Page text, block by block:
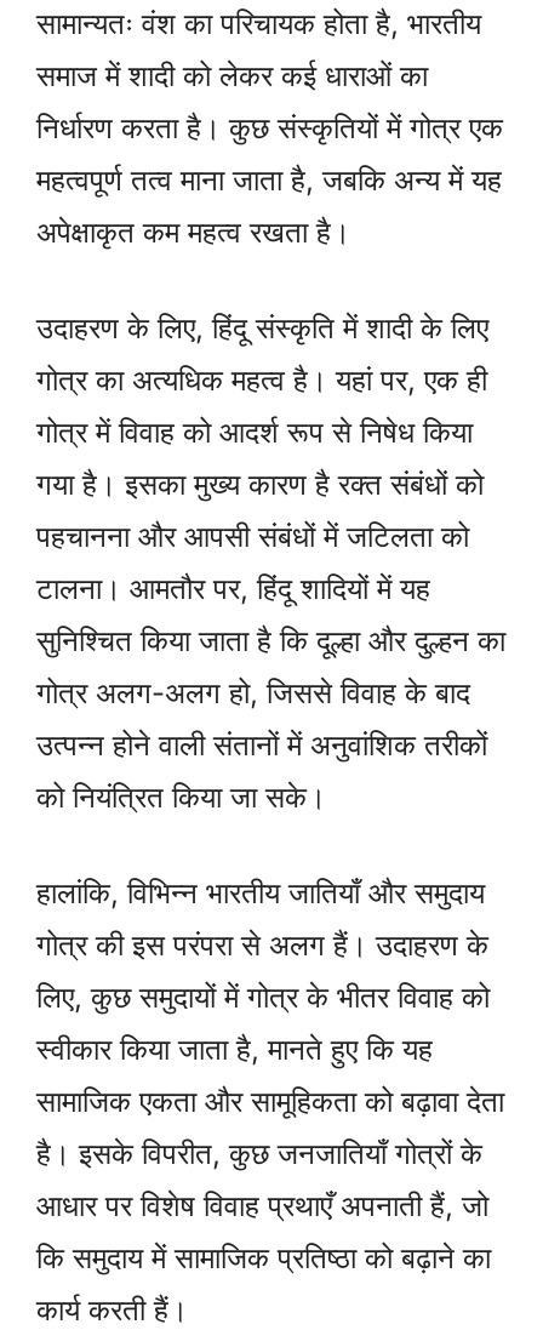
सामान्यतः वंश का परिचायक होता है, भारतीय
समाज में शादी को लेकर कई धाराओं का
निर्धारण करता है। कुछ संस्कृतियों में गोत्र एक
महत्वपूर्ण तत्व माना जाता है, जबकि अन्य में यह
अपेक्षाकृत कम महत्व रखता है।
उदाहरण के लिए, हिंदू संस्कृति में शादी के लिए
गोत्र का अत्यधिक महत्व है। यहां पर, एक ही
गोत्र में विवाह को आदर्श रूप से निषेध किया
गया है। इसका मुख्य कारण है रक्त संबंधों को
पहचानना और आपसी संबंधों में जटिलता को
टालना। आमतौर पर, हिंदू शादियों में यह
सुनिश्चित किया जाता है कि दूल्हा और दुल्हन का
गोत्र अलग-अलग हो, जिससे विवाह के बाद
उत्पन्न होने वाली संतानों में अनुवांशिक तरीकों
को नियंत्रित किया जा सके।
हालांकि, विभिन्न भारतीय जातियाँ और समुदाय
गोत्र की इस परंपरा से अलग हैं। उदाहरण के
लिए, कुछ समुदायों में गोत्र के भीतर विवाह को
स्वीकार किया जाता है, मानते हुए कि यह
सामाजिक एकता और सामूहिकता को बढ़ावा देता
है। इसके विपरीत, कुछ जनजातियाँ गोत्रों के
आधार पर विशेष विवाह प्रथाएँ अपनाती हैं, जो
कि समुदाय में सामाजिक प्रतिष्ठा को बढ़ाने का
कार्य करती हैं।